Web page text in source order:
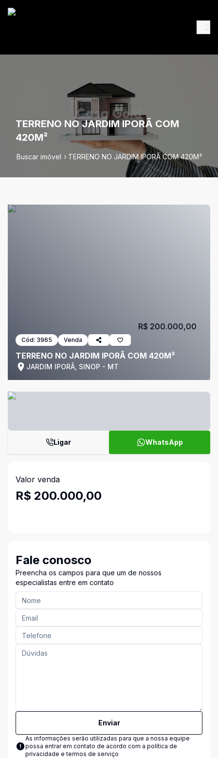
TERRENO NO JARDIM IPORÃ COM
420M²
Buscar imóvel TERRENO NO JARDIM IPORÃ COM 420M²
Cód: 3965 Venda
TERRENO NO JARDIM IPORÃ COM 420M²
JARDIM IPORÃ, SINOP - MT
R$ 200.000,00
Ligar WhatsApp
Valor venda
R$ 200.000,00
Fale conosco
Preencha os campos para que um de nossos
especialistas entre em contato
Enviar
As informações serão utilizadas para que a nossa equipe
possa entrar em contato de acordo com a política de
privacidade e termos de serviço